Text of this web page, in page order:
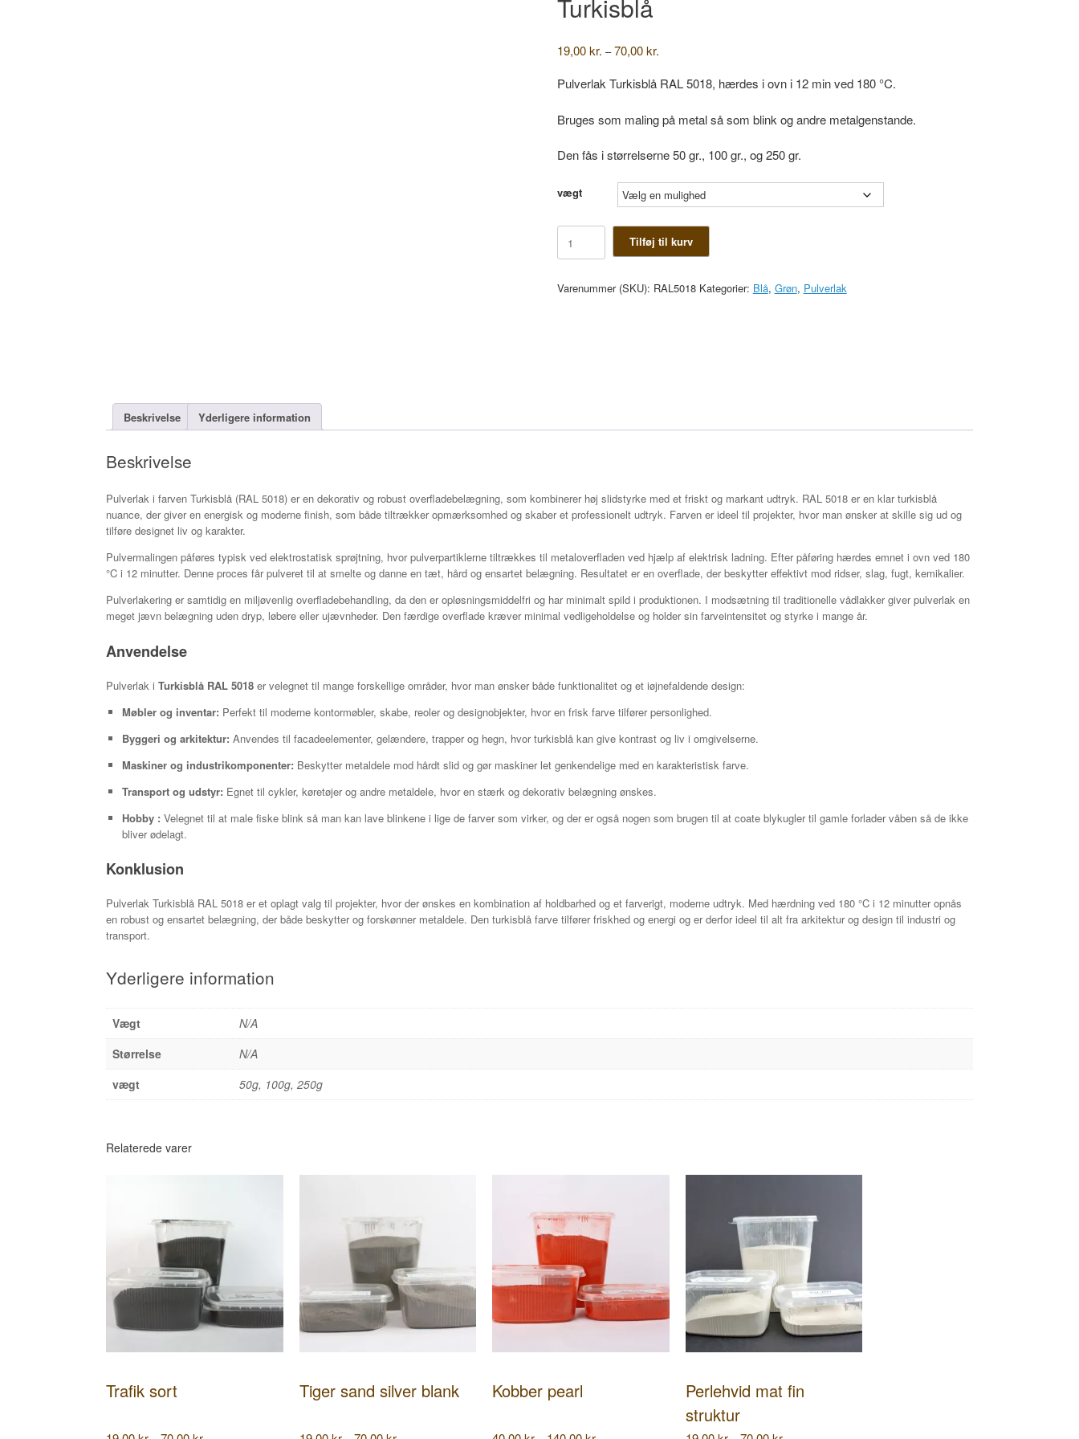
Turkisblå
19,00kr. – 70,00kr.
til
Pulverlak Turkisblå RAL 5018, hærdes i ovn i 12 min ved 180 °C.
Bruges som maling på metal så som blink og andre metalgenstande.
Den fås i størrelserne 50 gr., 100 gr., og 250 gr.
vægt
Turkisblå
antal
Tilføj til kurv
Varenummer (SKU): RAL5018 Kategorier: Blå, Grøn, Pulverlak
Beskrivelse Yderligere information
Beskrivelse
Pulverlak i farven Turkisblå (RAL 5018) er en dekorativ og robust overfladebelægning, som kombinerer høj slidstyrke med et friskt og markant udtryk. RAL 5018 er en klar turkisblå
nuance, der giver en energisk og moderne finish, som både tiltrækker opmærksomhed og skaber et professionelt udtryk. Farven er ideel til projekter, hvor man ønsker at skille sig ud og
tilføre designet liv og karakter.
Pulvermalingen påføres typisk ved elektrostatisk sprøjtning, hvor pulverpartiklerne tiltrækkes til metaloverfladen ved hjælp af elektrisk ladning. Efter påføring hærdes emnet i ovn ved 180
°C i 12 minutter. Denne proces får pulveret til at smelte og danne en tæt, hård og ensartet belægning. Resultatet er en overflade, der beskytter effektivt mod ridser, slag, fugt, kemikalier.
Pulverlakering er samtidig en miljøvenlig overfladebehandling, da den er opløsningsmiddelfri og har minimalt spild i produktionen. I modsætning til traditionelle vådlakker giver pulverlak en
meget jævn belægning uden dryp, løbere eller ujævnheder. Den færdige overflade kræver minimal vedligeholdelse og holder sin farveintensitet og styrke i mange år.
Anvendelse
Pulverlak i Turkisblå RAL 5018 er velegnet til mange forskellige områder, hvor man ønsker både funktionalitet og et iøjnefaldende design:
Møbler og inventar: Perfekt til moderne kontormøbler, skabe, reoler og designobjekter, hvor en frisk farve tilfører personlighed.
Byggeri og arkitektur: Anvendes til facadeelementer, gelændere, trapper og hegn, hvor turkisblå kan give kontrast og liv i omgivelserne.
Maskiner og industrikomponenter: Beskytter metaldele mod hårdt slid og gør maskiner let genkendelige med en karakteristisk farve.
Transport og udstyr: Egnet til cykler, køretøjer og andre metaldele, hvor en stærk og dekorativ belægning ønskes.
Hobby : Velegnet til at male fiske blink så man kan lave blinkene i lige de farver som virker, og der er også nogen som brugen til at coate blykugler til gamle forlader våben så de ikke
bliver ødelagt.
Konklusion
Pulverlak Turkisblå RAL 5018 er et oplagt valg til projekter, hvor der ønskes en kombination af holdbarhed og et farverigt, moderne udtryk. Med hærdning ved 180 °C i 12 minutter opnås
en robust og ensartet belægning, der både beskytter og forskønner metaldele. Den turkisblå farve tilfører friskhed og energi og er derfor ideel til alt fra arkitektur og design til industri og
transport.
Yderligere information
Vægt
N/A
Størrelse
N/A
vægt
50g, 100g, 250g
Relaterede varer
Trafik sort Tiger sand silver blank Kobber pearl
Perlehvid mat fin
struktur